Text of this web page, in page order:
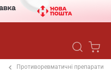
Противоревматичні препарати